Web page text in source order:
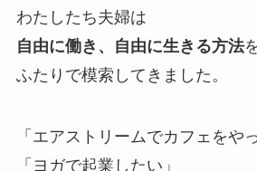
わたしたち夫婦は
自由に働き、自由に生きる方法
ふたりで模索してきました。
「エアストリームでカフェをや
「ヨガで起業したい」